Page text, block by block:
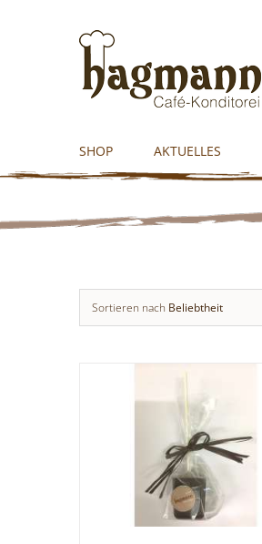
SHOP AKTUELLES
Sortieren nach Beliebtheit